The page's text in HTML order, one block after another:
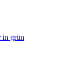
in grün